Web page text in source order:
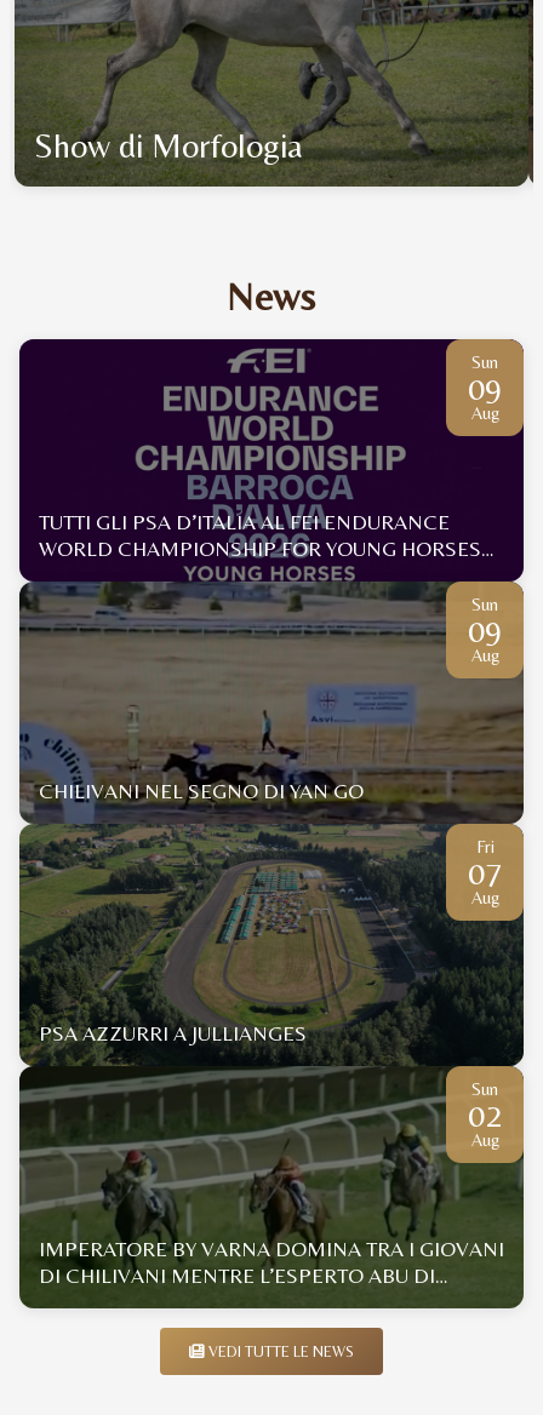
Show di Morfologia
News
Sun
09
Aug
TUTTI GLI PSA D’ITALIA AL FEI ENDURANCE
WORLD CHAMPIONSHIP FOR YOUNG HORSES
2026
Sun
09
Aug
CHILIVANI NEL SEGNO DI YAN GO
Fri
07
Aug
PSA AZZURRI A JULLIANGES
Sun
02
Aug
IMPERATORE BY VARNA DOMINA TRA I GIOVANI
DI CHILIVANI MENTRE L’ESPERTO ABU DI
GALLURA SI IMPONE CON UN DISTACCO... DA
VEDI TUTTE LE NEWS